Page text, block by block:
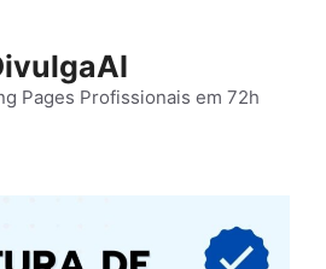
Pages Profissionais em 72h